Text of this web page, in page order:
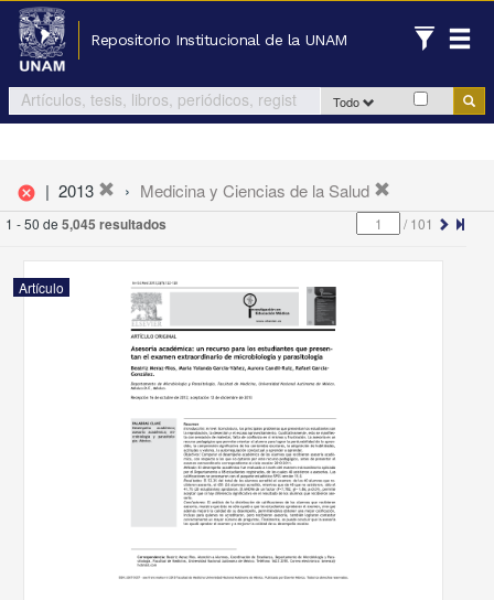
Repositorio Institucional de la UNAM
Todo
cancel | 2013 Medicina y Ciencias de la Salud
1 - 50 de 5,045 resultados /101
Artículo